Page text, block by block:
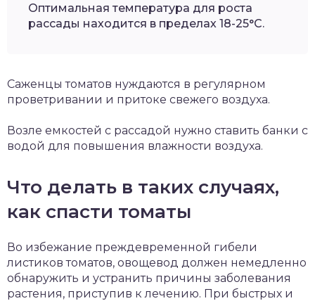
Оптимальная температура для роста
рассады находится в пределах 18-25°С.
Саженцы томатов нуждаются в регулярном
проветривании и притоке свежего воздуха.
Возле емкостей с рассадой нужно ставить банки с
водой для повышения влажности воздуха.
Что делать в таких случаях,
как спасти томаты
Во избежание преждевременной гибели
листиков томатов, овощевод должен немедленно
обнаружить и устранить причины заболевания
растения, приступив к лечению. При быстрых и